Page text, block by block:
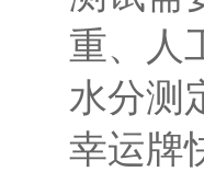
重、人
水分测
幸运牌